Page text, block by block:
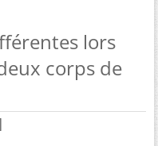
lors
corps de